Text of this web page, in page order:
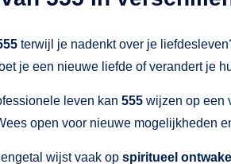
terwijl je nadenkt over je
je een nieuwe liefde of verandert je
leven kan 555 wijzen op een
open voor nieuwe mogelijkheden
wijst vaak op spiritueel